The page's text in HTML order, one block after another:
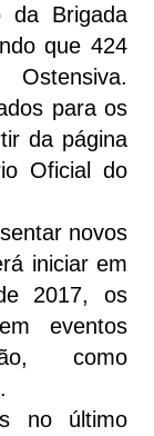
da Brigada
que 424
para os
da página
Oficial do
novos
iniciar em
2017, os
eventos
como
no último